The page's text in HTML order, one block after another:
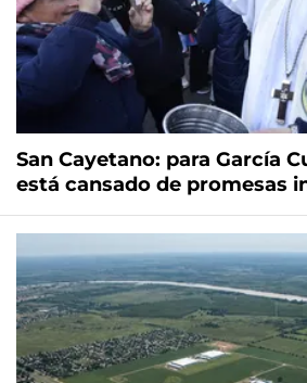
San Cayetano: para García
está cansado de promesas